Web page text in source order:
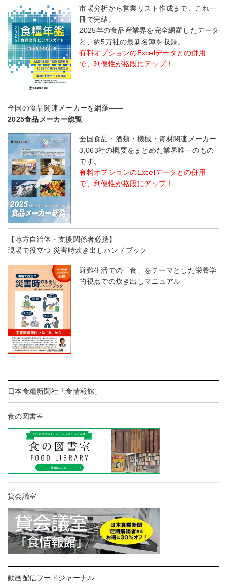
市場分析から営業リスト作成まで、これ一
冊で完結。
2025年の食品産業界を完全網羅したデータ
と、約5万社の最新名簿を収録。
有料オプションのExcelデータとの併用
で、利便性が格段にアップ！
全国の食品関連メーカーを網羅――
2025食品メーカー総覧
全国食品・酒類・機械・資材関連メーカー
3,063社の概要をまとめた業界唯一のもの
です。
有料オプションのExcelデータとの併用
で、利便性が格段にアップ！
【地方自治体・支援関係者必携】
現場で役立つ 災害時炊き出しハンドブック
避難生活での「食」をテーマとした栄養学
的視点での炊き出しマニュアル
日本食糧新聞社「食情報館」
食の図書室
貸会議室
動画配信フードジャーナル